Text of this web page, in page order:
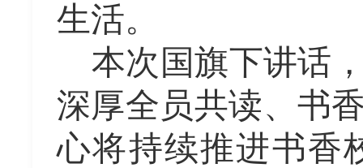
生活。
本次国旗下讲话
深厚全员共读、书
心将持续推进书香